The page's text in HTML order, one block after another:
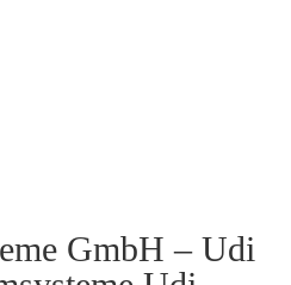
GmbH – Udi